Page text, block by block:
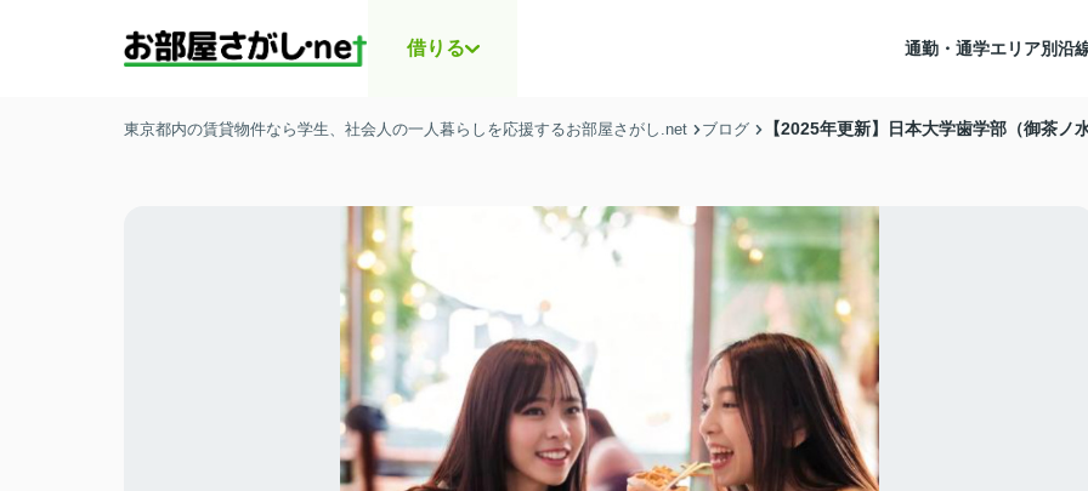
借りる 通勤・通学エリア別沿
東京都内の賃貸物件なら学生、社会人の一人暮らしを応援するお部屋さがし.net ブログ 【2025年更新】日本大学歯学部（御茶